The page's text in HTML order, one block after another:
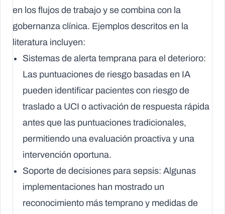
en los flujos de trabajo y se combina con la
gobernanza clínica. Ejemplos descritos en la
literatura incluyen:
Sistemas de alerta temprana para el deterioro:
Las puntuaciones de riesgo basadas en IA
pueden identificar pacientes con riesgo de
traslado a UCI o activación de respuesta rápida
antes que las puntuaciones tradicionales,
permitiendo una evaluación proactiva y una
intervención oportuna.
Soporte de decisiones para sepsis: Algunas
implementaciones han mostrado un
reconocimiento más temprano y medidas de